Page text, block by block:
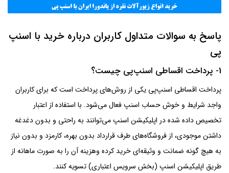
پاسخ به سوالات متداول کاربران درباره خرید با اسنپ
پی
1- پرداخت اقساطی اسنپ‌پی چیست؟
پرداخت اقساطی اسنپ‌پی یکی از روش‌های پرداخت است که برای کاربران
واجد شرایط و خوش حساب اسنپ فعال می‌شود. با استفاده از اعتبار
تخصیص داده شده در اپلیکیشن اسنپ می‌توانند به راحتی و بدون دغدغه
داشتن موجودی، از فروشگاه‌‌های طرف قرارداد بدون بهره، کارمزد و بدون نیاز
به هیچ گونه ضمانت و وثیقه‌ای خرید کرده وهزینه آن را به صورت ماهانه از
طریق اپلیکیشن اسنپ (بخش سرویس اعتباری) تسویه کنند.